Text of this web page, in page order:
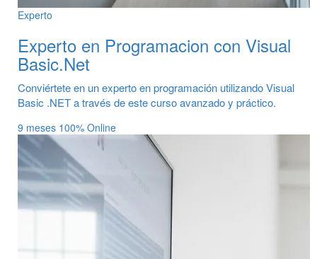
Experto
Experto en Programacion con Visual
Basic.Net
Conviértete en un experto en programación utilizando Visual
Basic .NET a través de este curso avanzado y práctico.
9 meses 100% Online